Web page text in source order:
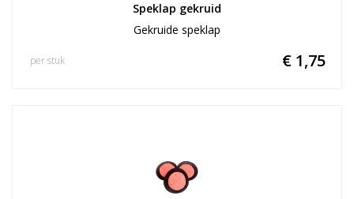
Speklap gekruid
Gekruide speklap
€ 1,75
per stuk